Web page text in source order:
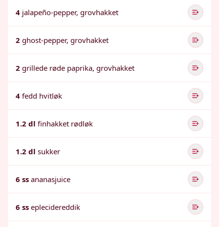
4 jalapeño-pepper, grovhakket
2 ghost-pepper, grovhakket
2 grillede røde paprika, grovhakket
4 fedd hvitløk
1.2 dl finhakket rødløk
1.2 dl sukker
6 ss ananasjuice
6 ss eplecidereddik